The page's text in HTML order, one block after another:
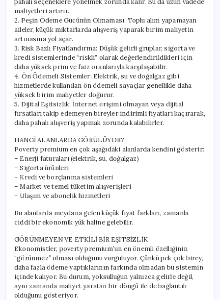
maliyetleri artırır.
2. Peşin Ödeme Gücünün Olmaması: Toplu alım yapamayan
aileler, küçük miktarlarda alışveriş yaparak birim maliyetin
artmasına yol açar.
3. Risk Bazlı Fiyatlandırma: Düşük gelirli gruplar, sigorta ve
kredi sistemlerinde “riskli” olarak değerlendirildikleri için
daha yüksek prim ve faiz oranlarıyla karşılaşabilir.
4. Ön Ödemeli Sistemler: Elektrik, su ve doğalgaz gibi
hizmetlerde kullanılan ön ödemeli sayaçlar genellikle daha
yüksek birim maliyetler doğurur.
5. Dijital Eşitsizlik: İnternet erişimi olmayan veya dijital
fırsatları takip edemeyen bireyler indirimli fiyatları kaçırarak,
daha pahalı alışveriş yapmak zorunda kalabilirler.
HANGİ ALANLARDA GÖRÜLÜYOR?
Poverty premium en çok aşağıdaki alanlarda kendini gösterir:
– Enerji faturaları (elektrik, su, doğalgaz)
– Sigorta ürünleri
– Kredi ve borçlanma sistemleri
– Market ve temel tüketim alışverişleri
– Ulaşım ve abonelik hizmetleri
Bu alanlarda meydana gelen küçük fiyat farkları, zamanla
ciddi bir ekonomik yük haline gelebilir.
GÖRÜNMEYEN VE ETKİLİ BİR EŞİTSİZLİK
Ekonomistler, poverty premium’un en önemli özelliğinin
“görünmez” olması olduğunu vurguluyor. Çünkü pek çok birey,
daha fazla ödeme yaptıklarının farkında olmadan bu sistemin
içinde kalıyor. Bu durum, yoksulluğun yalnızca gelirle değil,
aynı zamanda maliyet yaratan bir döngü ile de bağlantılı
olduğunu gösteriyor.